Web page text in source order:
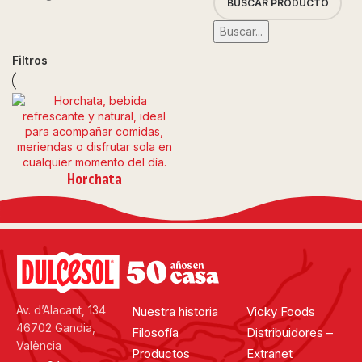
Buscar...
Filtros
Horchata
Av. d’Alacant, 134
46702 Gandia,
València
Nuestra historia
Filosofía
Productos
Vicky Foods
Distribuidores –
Extranet